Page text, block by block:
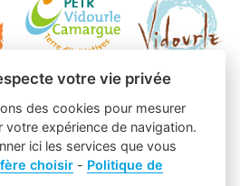
votre vie privée
des cookies pour mesurer
votre expérience de navigation.
ici les services que vous
choisir - Politique de